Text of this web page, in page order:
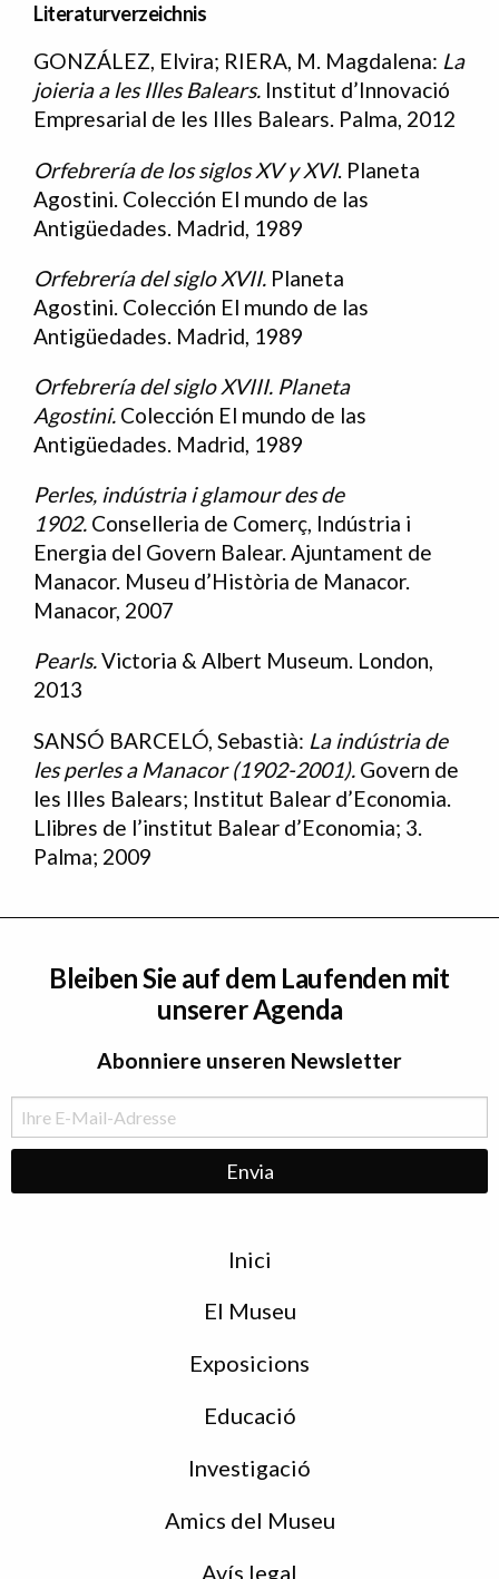
Literaturverzeichnis
Bibliografia
GONZÁLEZ, Elvira; RIERA, M. Magdalena: La
joieria a les Illes Balears. Institut d’Innovació
Empresarial de les Illes Balears. Palma, 2012
Orfebrería de los siglos XV y XVI. Planeta
Agostini. Colección El mundo de las
Antigüedades. Madrid, 1989
Orfebrería del siglo XVII. Planeta
Agostini. Colección El mundo de las
Antigüedades. Madrid, 1989
Orfebrería del siglo XVIII. Planeta
Agostini. Colección El mundo de las
Antigüedades. Madrid, 1989
Perles, indústria i glamour des de
1902. Conselleria de Comerç, Indústria i
Energia del Govern Balear. Ajuntament de
Manacor. Museu d’Història de Manacor.
Manacor, 2007
Pearls.Victoria & Albert Museum. London,
2013
SANSÓ BARCELÓ, Sebastià: La indústria de
les perles a Manacor (1902-2001). Govern de
les Illes Balears; Institut Balear d’Economia.
Llibres de l’institut Balear d’Economia; 3.
Palma; 2009
Bleiben Sie auf dem Laufenden mit
unserer Agenda
Abonniere unseren Newsletter
Inici
El Museu
Exposicions
Educació
Investigació
Amics del Museu
Avís legal